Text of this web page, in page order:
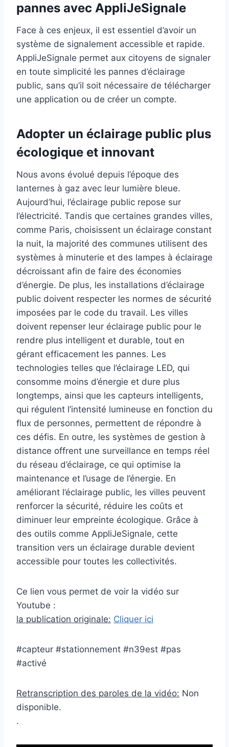
pannes avec AppliJeSignale
Face à ces enjeux, il est essentiel d’avoir un
système de signalement accessible et rapide.
AppliJeSignale permet aux citoyens de signaler
en toute simplicité les pannes d’éclairage
public, sans qu’il soit nécessaire de télécharger
une application ou de créer un compte.
Adopter un éclairage public plus
écologique et innovant
Nous avons évolué depuis l’époque des
lanternes à gaz avec leur lumière bleue.
Aujourd’hui, l’éclairage public repose sur
l’électricité. Tandis que certaines grandes villes,
comme Paris, choisissent un éclairage constant
la nuit, la majorité des communes utilisent des
systèmes à minuterie et des lampes à éclairage
décroissant afin de faire des économies
d’énergie. De plus, les installations d’éclairage
public doivent respecter les normes de sécurité
imposées par le code du travail. Les villes
doivent repenser leur éclairage public pour le
rendre plus intelligent et durable, tout en
gérant efficacement les pannes. Les
technologies telles que l’éclairage LED, qui
consomme moins d’énergie et dure plus
longtemps, ainsi que les capteurs intelligents,
qui régulent l’intensité lumineuse en fonction du
flux de personnes, permettent de répondre à
ces défis. En outre, les systèmes de gestion à
distance offrent une surveillance en temps réel
du réseau d’éclairage, ce qui optimise la
maintenance et l’usage de l’énergie. En
améliorant l’éclairage public, les villes peuvent
renforcer la sécurité, réduire les coûts et
diminuer leur empreinte écologique. Grâce à
des outils comme AppliJeSignale, cette
transition vers un éclairage durable devient
accessible pour toutes les collectivités.
Ce lien vous permet de voir la vidéo sur
Youtube :
la publication originale: Cliquer ici
#capteur #stationnement #n39est #pas
#activé
Retranscription des paroles de la vidéo: Non
disponible.
.